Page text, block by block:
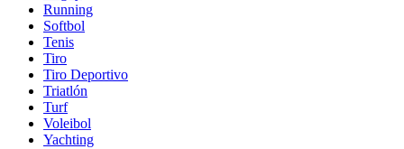
Running
Softbol
Tenis
Tiro
Tiro Deportivo
Triatlón
Turf
Voleibol
Yachting